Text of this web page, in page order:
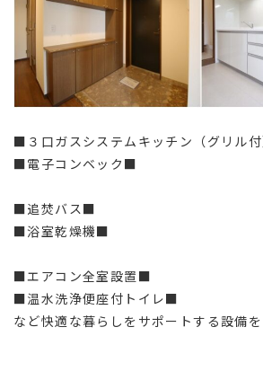
■３口ガスシステムキッチン（グリル
■電子コンベック■
■追焚バス■
■浴室乾燥機■
■エアコン全室設置■
■温水洗浄便座付トイレ■
など快適な暮らしをサポートする設備を